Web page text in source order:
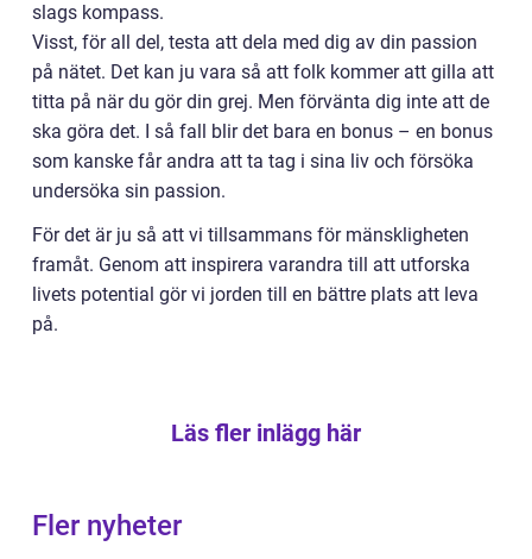
slags kompass.
Visst, för all del, testa att dela med dig av din passion
på nätet. Det kan ju vara så att folk kommer att gilla att
titta på när du gör din grej. Men förvänta dig inte att de
ska göra det. I så fall blir det bara en bonus – en bonus
som kanske får andra att ta tag i sina liv och försöka
undersöka sin passion.
För det är ju så att vi tillsammans för mänskligheten
framåt. Genom att inspirera varandra till att utforska
livets potential gör vi jorden till en bättre plats att leva
på.
Läs fler inlägg här
Fler nyheter